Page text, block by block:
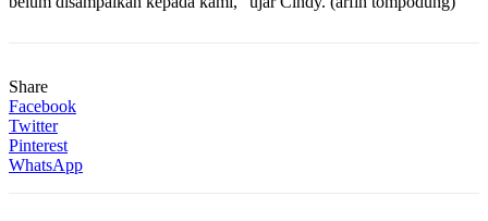
Share
Facebook
Twitter
Pinterest
WhatsApp